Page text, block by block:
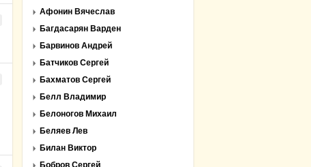
Афонин Вячеслав
Багдасарян Варден
Барвинов Андрей
Батчиков Сергей
Бахматов Сергей
Белл Владимир
Белоногов Михаил
Беляев Лев
Билан Виктор
Бобров Сергей